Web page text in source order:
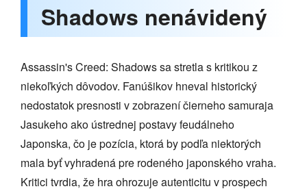
Shadows nenávidený
Assassin's Creed: Shadows sa stretla s kritikou z
niekoľkých dôvodov. Fanúšikov hneval historický
nedostatok presnosti v zobrazení čierneho samuraja
Jasukeho ako ústrednej postavy feudálneho
Japonska, čo je pozícia, ktorá by podľa niektorých
mala byť vyhradená pre rodeného japonského vraha.
Kritici tvrdia, že hra ohrozuje autenticitu v prospech